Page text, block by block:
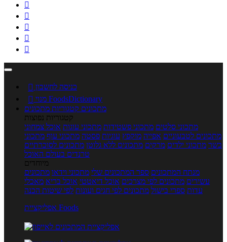





 כניסה לחשבון

מנוי FoodsDictionary
מתכונים קטגוריות מתכונים
קטגוריות נפוצות
מתכוני סלטים מתכוני פשטידות מתכוני עוגות אוכל צמחוני
מתכונים לטבעוניים אפייה מוקפץ עוגיות פסטה מתכוני עוף מתכוני
בשר מתכוני ילדים מרקים מתכונים ללא גלוטן מתכונים לסוכרתיים
טרנדים בעולם האוכל
מיוחדים
מנתח המתכונים ספר המתכונים שלי מתכוני וידאו מתכונים
עשירים מתכונים לפי מצרכים אוכל דיאטטי אוכל בריא מאכלי
עדות ספרי בישול מתכונים לפי חגים ועונות לפי שיטות הכנה
אפליקציית Foods